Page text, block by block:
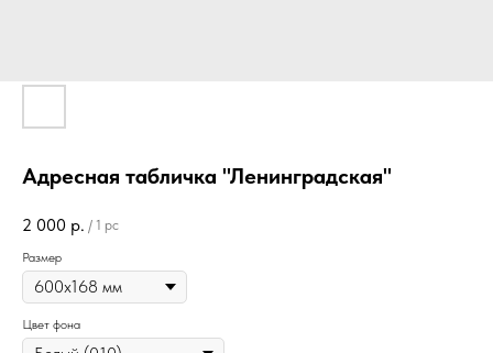
Адресная табличка "Ленинградская"
2 000 р. / 1 pc
Размер
Цвет фона